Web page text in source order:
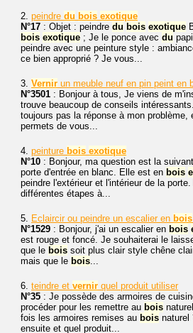
2. peindre du bois exotique
N°17 : Objet : peindre du bois exotique
bois exotique ; Je le ponce avec du
peindre avec une peinture style :
ce bien approprié ? Je vous...
3. Vernir un meuble neuf en pin peint en
N°3501 : Bonjour à tous, Je viens de
trouve beaucoup de conseils
toujours pas la réponse à mon
permets de vous...
4. peinture bois exotique
N°10 : Bonjour, ma question est la
porte d'entrée en blanc. Elle est en bois
peindre l'extérieur et l'intérieur de la
différentes étapes à...
5. Eclaircir ou peindre un escalier en bois
N°1529 : Bonjour, j'ai un escalier en bois
est rouge et foncé. Je souhaiterai le
que le bois soit plus clair style chêne
mais que le bois...
6. teindre et vernir quel produit utiliser
N°35 : Je possède des armoires de
procéder pour les remettre au bois
fois les armoires remises au bois naturel
ensuite et quel produit...